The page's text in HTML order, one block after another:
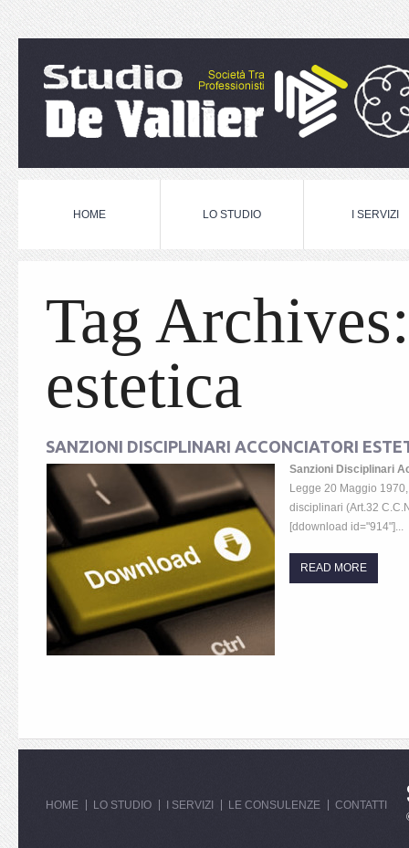
HOME LO STUDIO I SERVIZI
Tag Archives:
estetica
SANZIONI DISCIPLINARI ACCONCIATORI
Sanzioni Disciplinari
Legge 20 Maggio
disciplinari (Art.32
[ddownload id="914"]...
READ MORE
HOME LO STUDIO I SERVIZI LE CONSULENZE CONTATTI